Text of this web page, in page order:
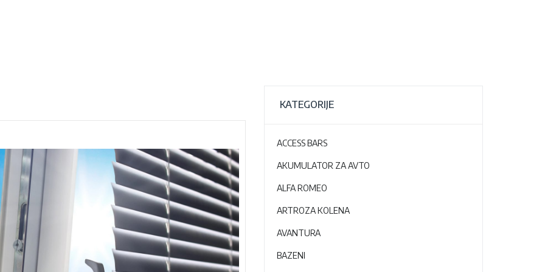
KATEGORIJE
ACCESS BARS
AKUMULATOR ZA AVTO
ALFA ROMEO
ARTROZA KOLENA
AVANTURA
BAZENI